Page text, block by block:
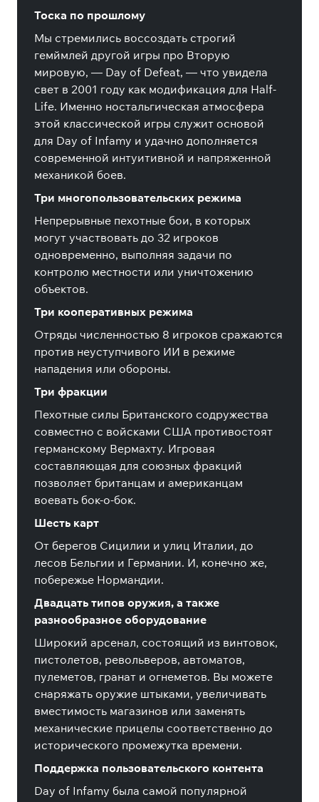
Тоска по прошлому
Мы стремились воссоздать строгий
гемймлей другой игры про Вторую
мировую, — Day of Defeat, — что увидела
свет в 2001 году как модификация для Half-
Life. Именно ностальгическая атмосфера
этой классической игры служит основой
для Day of Infamy и удачно дополняется
современной интуитивной и напряженной
механикой боев.
Три многопользовательских режима
Непрерывные пехотные бои, в которых
могут участвовать до 32 игроков
одновременно, выполняя задачи по
контролю местности или уничтожению
объектов.
Три кооперативных режима
Отряды численностью 8 игроков сражаются
против неуступчивого ИИ в режиме
нападения или обороны.
Три фракции
Пехотные силы Британского содружества
совместно с войсками США противостоят
германскому Вермахту. Игровая
составляющая для союзных фракций
позволяет британцам и американцам
воевать бок-о-бок.
Шесть карт
От берегов Сицилии и улиц Италии, до
лесов Бельгии и Германии. И, конечно же,
побережье Нормандии.
Двадцать типов оружия, а также
разнообразное оборудование
Широкий арсенал, состоящий из винтовок,
пистолетов, револьверов, автоматов,
пулеметов, гранат и огнеметов. Вы можете
снаряжать оружие штыками, увеличивать
вместимость магазинов или заменять
механические прицелы соответственно до
исторического промежутка времени.
Поддержка пользовательского контента
Day of Infamy была самой популярной